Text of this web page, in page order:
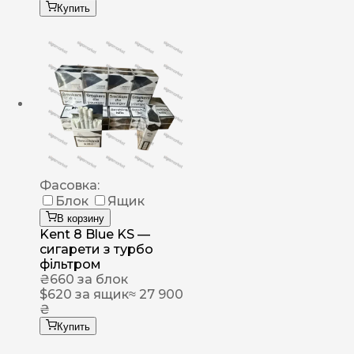
Купить
Фасовка:
Блок
Ящик
В корзину
Kent 8 Blue KS —
сигарети з турбо
фільтром
₴660 за блок
$620 за ящик≈ 27 900
₴
Купить